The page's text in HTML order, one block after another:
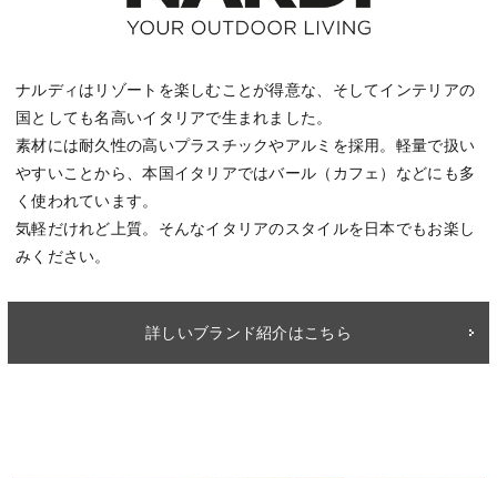
ナルディはリゾートを楽しむことが得意な、そしてインテリアの
国としても名高いイタリアで生まれました。
素材には耐久性の高いプラスチックやアルミを採用。軽量で扱い
やすいことから、本国イタリアではバール（カフェ）などにも多
く使われています。
気軽だけれど上質。そんなイタリアのスタイルを日本でもお楽し
みください。
詳しいブランド紹介はこちら